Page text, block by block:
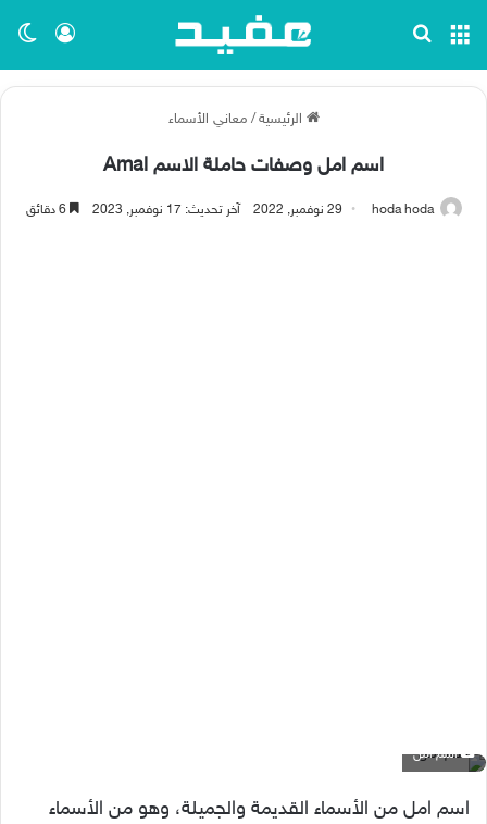
تسجيل القائمة
الرئيسية / معاني الأسماء
اسم امل وصفات حاملة الاسم Amal
hoda hoda 29 نوفمبر, 2022 آخر تحديث: 17 نوفمبر, 2023 6 دقائق
اسم امل
اسم امل من الأسماء القديمة والجميلة، وهو من الأسماء